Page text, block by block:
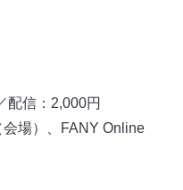
配信：2,000円
場）、FANY Online